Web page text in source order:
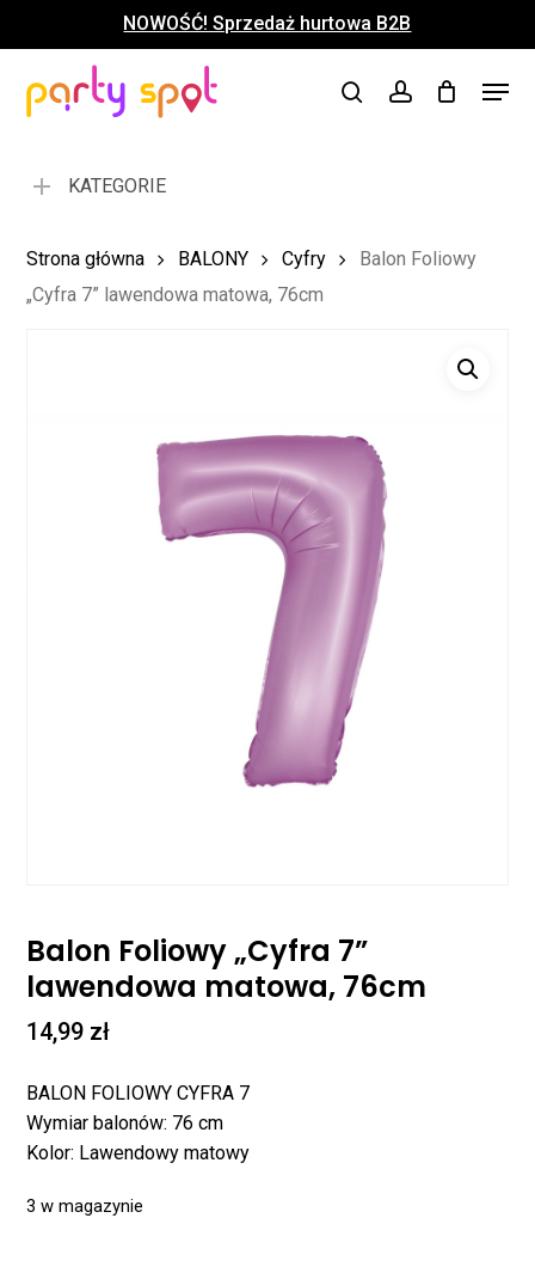
to
content
NOWOŚĆ! Sprzedaż hurtowa B2B
searchaccount
Menu
Koszyk Close
KATEGORIE
Strona główna BALONY Cyfry
Balon Foliowy
„Cyfra 7” lawendowa matowa, 76cm
Balon Foliowy „Cyfra 7”
lawendowa matowa, 76cm
14,99 zł
BALON FOLIOWY CYFRA 7
Wymiar balonów: 76 cm
Kolor: Lawendowy matowy
3 w magazynie
Menu